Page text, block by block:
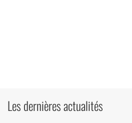
Les dernières actualités